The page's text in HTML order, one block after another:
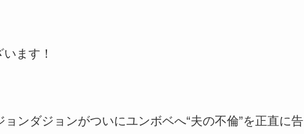
ます！
ョンダジョンがついにユンボベへ“夫の不倫”を正直に告